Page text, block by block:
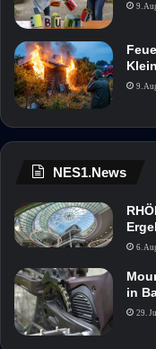
9.
9.
NES1.News
6.
in
29.